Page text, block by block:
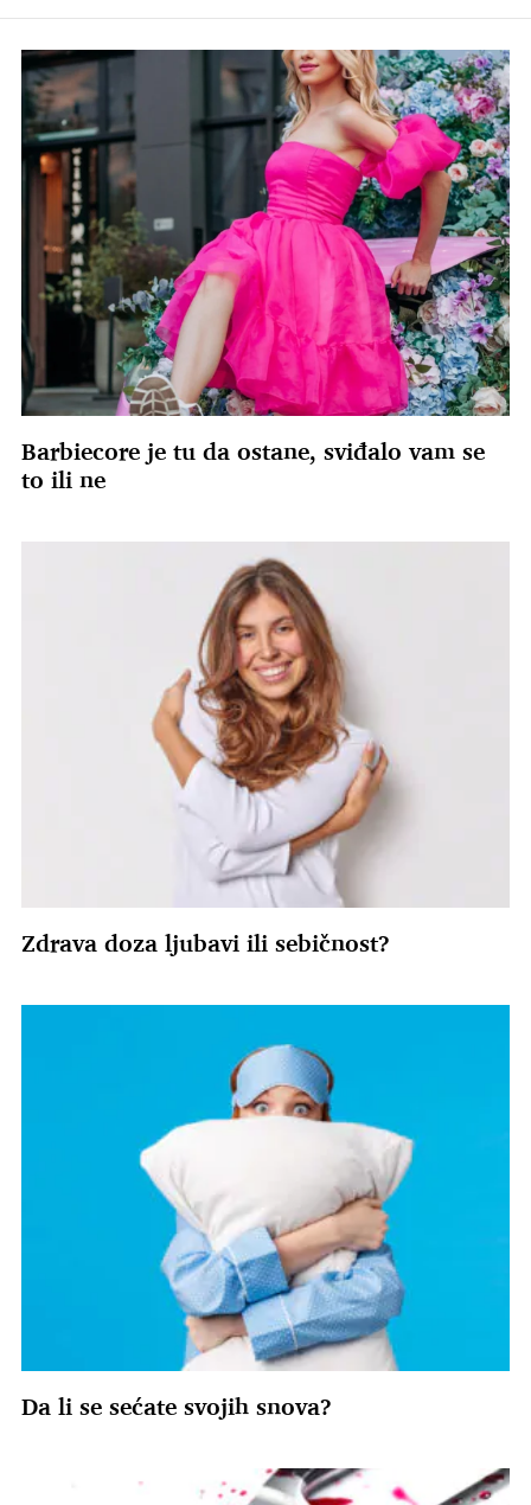
Barbiecore je tu da ostane, sviđalo vam se
to ili ne
Zdrava doza ljubavi ili sebičnost?
Da li se sećate svojih snova?